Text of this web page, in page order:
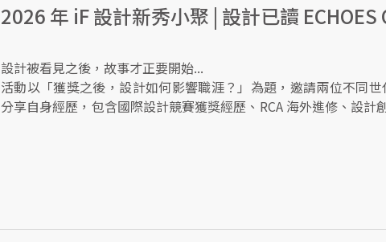
2026 年 iF 設計新秀小聚 | 設計已讀 ECHOES
設計被看見之後，故事才正要開始...
活動以「獲獎之後，設計如何影響職涯？」為題，邀請兩位不同
分享自身經歷，包含國際設計競賽獲獎經歷、RCA 海外進修、設計